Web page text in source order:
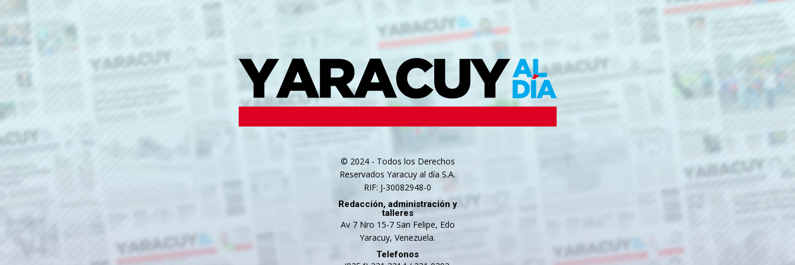
© 2024 - Todos los Derechos
Reservados Yaracuy al día S.A.
RIF: J-30082948-0
Redacción, administración y
talleres
Av 7 Nro 15-7 San Felipe, Edo
Yaracuy, Venezuela.
Telefonos